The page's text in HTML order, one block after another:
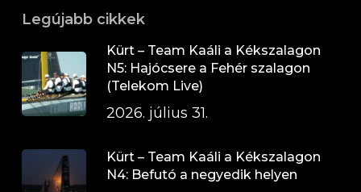
Legújabb cikkek
Kürt – Team Kaáli a Kékszalagon
N5: Hajócsere a Fehér szalagon
(Telekom Live)
2026. július 31.
Kürt – Team Kaáli a Kékszalagon
N4: Befutó a negyedik helyen